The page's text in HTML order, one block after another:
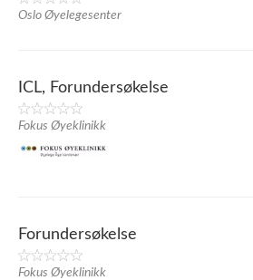
Oslo Øyelegesenter
ICL, Forundersøkelse
Fokus Øyeklinikk
Forundersøkelse
Fokus Øyeklinikk